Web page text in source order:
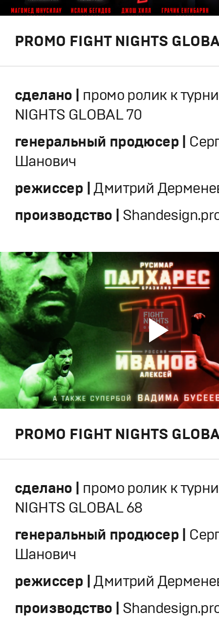
PROMO FIGHT NIGHTS
сделано | промо ролик к
NIGHTS GLOBAL 70
генеральный продюсер |
Шанович
режиссер |Дмитрий
производство |
PROMO FIGHT NIGHTS
сделано | промо ролик к
NIGHTS GLOBAL 68
генеральный продюсер |
Шанович
режиссер |Дмитрий
производство |